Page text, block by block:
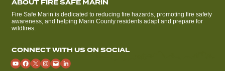
ABOUT FIRE SAFE MARIN
Fire Safe Marin is dedicated to reducing fire hazards, promoting fire safety
awareness, and helping Marin County residents adapt and prepare for
wildfires.
CONNECT WITH US ON SOCIAL